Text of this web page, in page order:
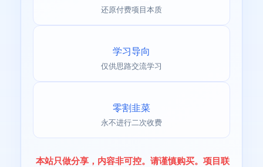
还原付费项目本质
学习导向
仅供思路交流学习
零割韭菜
永不进行二次收费
本站只做分享，内容非可控。请谨慎购买。项目联